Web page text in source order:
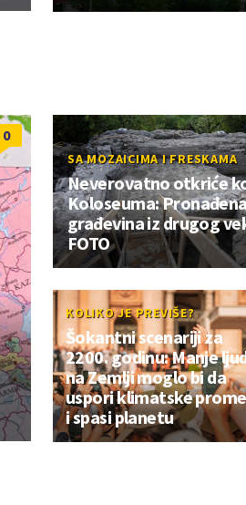
0
SA MOZAICIMA I FRESKAMA
Neverovatno otkriće
Koloseuma:
građevina iz drugog
FOTO
KOLIKO JE PREVIŠE?
Šokantni scenariji za
2200. godinu: Manje
na Zemlji moglo bi da
uspori klimatske
i spasi planetu